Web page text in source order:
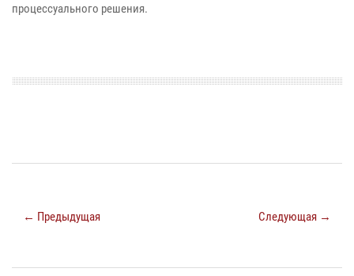
процессуального решения.
← Предыдущая Следующая →